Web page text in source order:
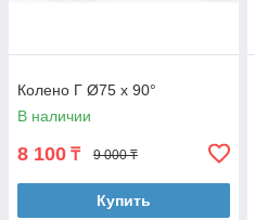
Колено Г Ø75 х 90°
В наличии
8 100 ₸ 9 000 ₸
Купить